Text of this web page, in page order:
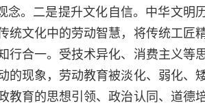
念。二是提升文化自信。中华文明
统文化中的劳动智慧，将传统工匠
行合一。受技术异化、消费主义等
的现象，劳动教育被淡化、弱化、
教育的思想引领、政治认同、道德